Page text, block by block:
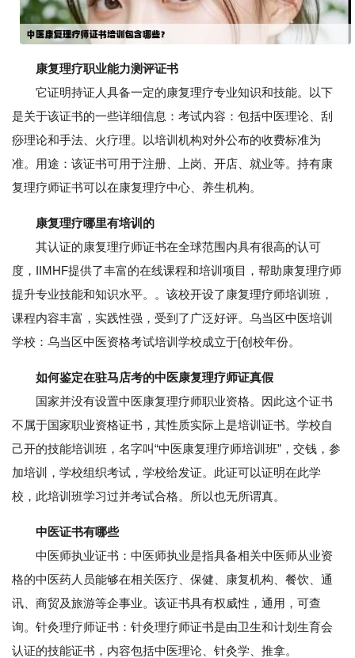
康复理疗职业能力测评证书
它证明持证人具备一定的康复理疗专业知识和技能。以下
是关于该证书的一些详细信息：考试内容：包括中医理论、刮
痧理论和手法、火疗理。以培训机构对外公布的收费标准为
准。用途：该证书可用于注册、上岗、开店、就业等。持有康
复理疗师证书可以在康复理疗中心、养生机构。
康复理疗哪里有培训的
其认证的康复理疗师证书在全球范围内具有很高的认可
度，IIMHF提供了丰富的在线课程和培训项目，帮助康复理疗师
提升专业技能和知识水平。。该校开设了康复理疗师培训班，
课程内容丰富，实践性强，受到了广泛好评。乌当区中医培训
学校：乌当区中医资格考试培训学校成立于[创校年份。
如何鉴定在驻马店考的中医康复理疗师证真假
国家并没有设置中医康复理疗师职业资格。因此这个证书
不属于国家职业资格证书，其性质实际上是培训证书。学校自
己开的技能培训班，名字叫“中医康复理疗师培训班”，交钱，参
加培训，学校组织考试，学校给发证。此证可以证明在此学
校，此培训班学习过并考试合格。所以也无所谓真。
中医证书有哪些
中医师执业证书：中医师执业是指具备相关中医师从业资
格的中医药人员能够在相关医疗、保健、康复机构、餐饮、通
讯、商贸及旅游等企事业。该证书具有权威性，通用，可查
询。针灸理疗师证书：针灸理疗师证书是由卫生和计划生育会
认证的技能证书，内容包括中医理论、针灸学、推拿。